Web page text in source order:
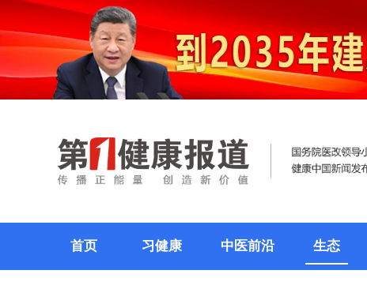
首页 习健康 中医前沿 生态